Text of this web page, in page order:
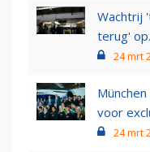
Wachtrij
terug'
24 mrt
voor
24 mrt